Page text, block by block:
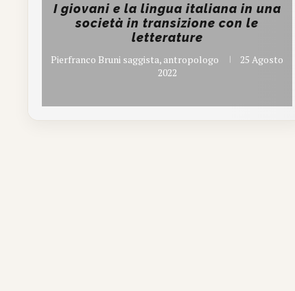
I giovani e la lingua italiana in una
società in transizione con le
letterature
Pierfranco Bruni saggista, antropologo
25 Agosto
2022